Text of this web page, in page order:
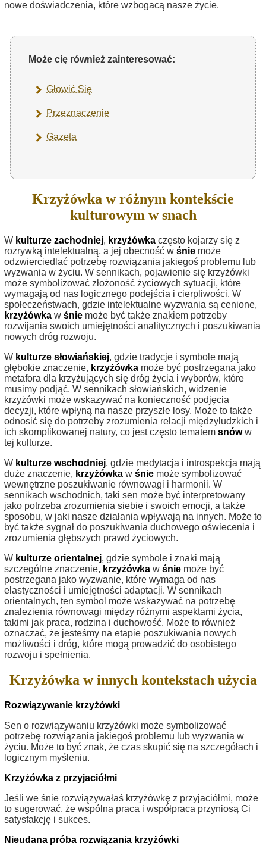
nowe doświadczenia, które wzbogacą nasze życie.
Może cię również zainteresować:
Głowić Się
Przeznaczenie
Gazeta
Krzyżówka w różnym kontekście
kulturowym w snach
W kulturze zachodniej, krzyżówka często kojarzy się z
rozrywką intelektualną, a jej obecność w śnie może
odzwierciedlać potrzebę rozwiązania jakiegoś problemu lub
wyzwania w życiu. W sennikach, pojawienie się krzyżówki
może symbolizować złożoność życiowych sytuacji, które
wymagają od nas logicznego podejścia i cierpliwości. W
społeczeństwach, gdzie intelektualne wyzwania są cenione,
krzyżówka w śnie może być także znakiem potrzeby
rozwijania swoich umiejętności analitycznych i poszukiwania
nowych dróg rozwoju.
W kulturze słowiańskiej, gdzie tradycje i symbole mają
głębokie znaczenie, krzyżówka może być postrzegana jako
metafora dla krzyżujących się dróg życia i wyborów, które
musimy podjąć. W sennikach słowiańskich, widzenie
krzyżówki może wskazywać na konieczność podjęcia
decyzji, które wpłyną na nasze przyszłe losy. Może to także
odnosić się do potrzeby zrozumienia relacji międzyludzkich i
ich skomplikowanej natury, co jest często tematem snóww
tej kulturze.
W kulturze wschodniej, gdzie medytacja i introspekcja mają
duże znaczenie, krzyżówka w śnie może symbolizować
wewnętrzne poszukiwanie równowagi i harmonii. W
sennikach wschodnich, taki sen może być interpretowany
jako potrzeba zrozumienia siebie i swoich emocji, a także
sposobu, w jaki nasze działania wpływają na innych. Może to
być także sygnał do poszukiwania duchowego oświecenia i
zrozumienia głębszych prawd życiowych.
W kulturze orientalnej, gdzie symbole i znaki mają
szczególne znaczenie, krzyżówka w śnie może być
postrzegana jako wyzwanie, które wymaga od nas
elastyczności i umiejętności adaptacji. W sennikach
orientalnych, ten symbol może wskazywać na potrzebę
znalezienia równowagi między różnymi aspektami życia,
takimi jak praca, rodzina i duchowość. Może to również
oznaczać, że jesteśmy na etapie poszukiwania nowych
możliwości i dróg, które mogą prowadzić do osobistego
rozwoju i spełnienia.
Krzyżówka w innych kontekstach użycia
Rozwiązywanie krzyżówki
Sen o rozwiązywaniu krzyżówki może symbolizować
potrzebę rozwiązania jakiegoś problemu lub wyzwania w
życiu. Może to być znak, że czas skupić się na szczegółach i
logicznym myśleniu.
Krzyżówka z przyjaciółmi
Jeśli we śnie rozwiązywałaś krzyżówkę z przyjaciółmi, może
to sugerować, że wspólna praca i współpraca przyniosą Ci
satysfakcję i sukces.
Nieudana próba rozwiązania krzyżówki